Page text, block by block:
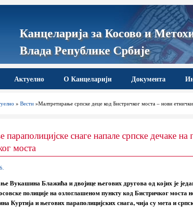
Канцеларија за Косово и
Влада Републике Србије
Актуелно О Канцеларији Документа
»Вести »Малтретирање српске деце код Бистричког моста – нови
параполицијске снаге напале српске дечаке на
моста
Вукашина Блажића и двојице његових другова од којих је
полиције на озлоглашеном пункту код Бистричког моста
Куртија и његових параполицијских снага, чија су мета и